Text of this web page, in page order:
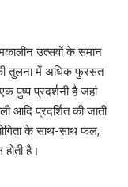
उत्सवों के समान
तुलना में अधिक फुरसत
पुष्प प्रदर्शनी है जहां
आदि प्रदर्शित की जाती
के साथ-साथ फल,
है।